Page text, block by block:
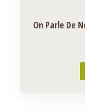
On Parle De